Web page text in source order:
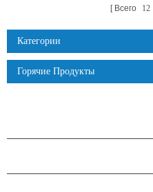
Всего 12
Категории
Горячие Продукты